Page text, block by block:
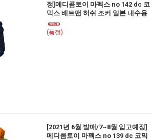
정]메디콤토이 마펙스 no 142 dc 코
믹스 배트맨 허쉬 조커 일본 내수용
(품절)
[2021년 6월 발매/7~8월 입고예정]
메디콤토이 마펙스 no 139 dc 코믹